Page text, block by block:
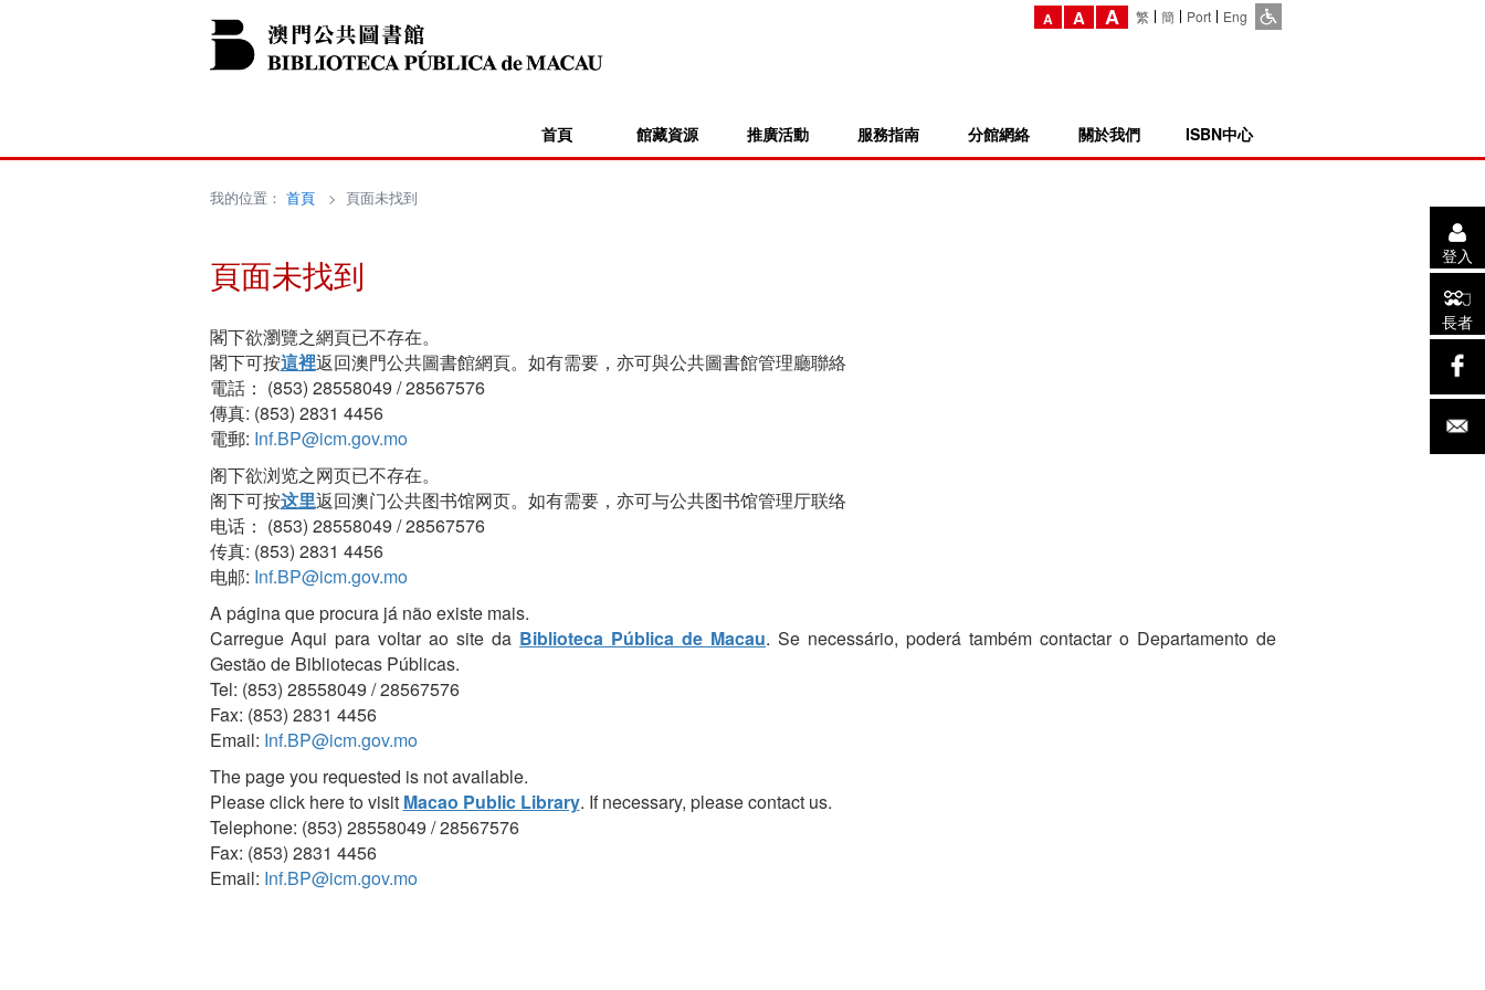
A A A 繁 簡 Port Eng
首頁 館藏資源 推廣活動 服務指南 分館網絡 關於我們 ISBN中心
登入
長者
我的位置： 首頁> 頁面未找到
頁面未找到
閣下欲瀏覽之網頁已不存在。
閣下可按這裡返回澳門公共圖書館網頁。如有需要，亦可與公共圖書館管理廳聯絡
電話： (853) 28558049 / 28567576
傳真: (853) 2831 4456
電郵: Inf.BP@icm.gov.mo
阁下欲浏览之网页已不存在。
阁下可按这里返回澳门公共图书馆网页。如有需要，亦可与公共图书馆管理厅联络
电话： (853) 28558049 / 28567576
传真: (853) 2831 4456
电邮: Inf.BP@icm.gov.mo
A página que procura já não existe mais.
Carregue Aqui para voltar ao site da Biblioteca Pública de Macau. Se necessário, poderá também contactar o Departamento de
Gestão de Bibliotecas Públicas.
Tel: (853) 28558049 / 28567576
Fax: (853) 2831 4456
Email: Inf.BP@icm.gov.mo
The page you requested is not available.
Please click here to visit Macao Public Library. If necessary, please contact us.
Telephone: (853) 28558049 / 28567576
Fax: (853) 2831 4456
Email: Inf.BP@icm.gov.mo